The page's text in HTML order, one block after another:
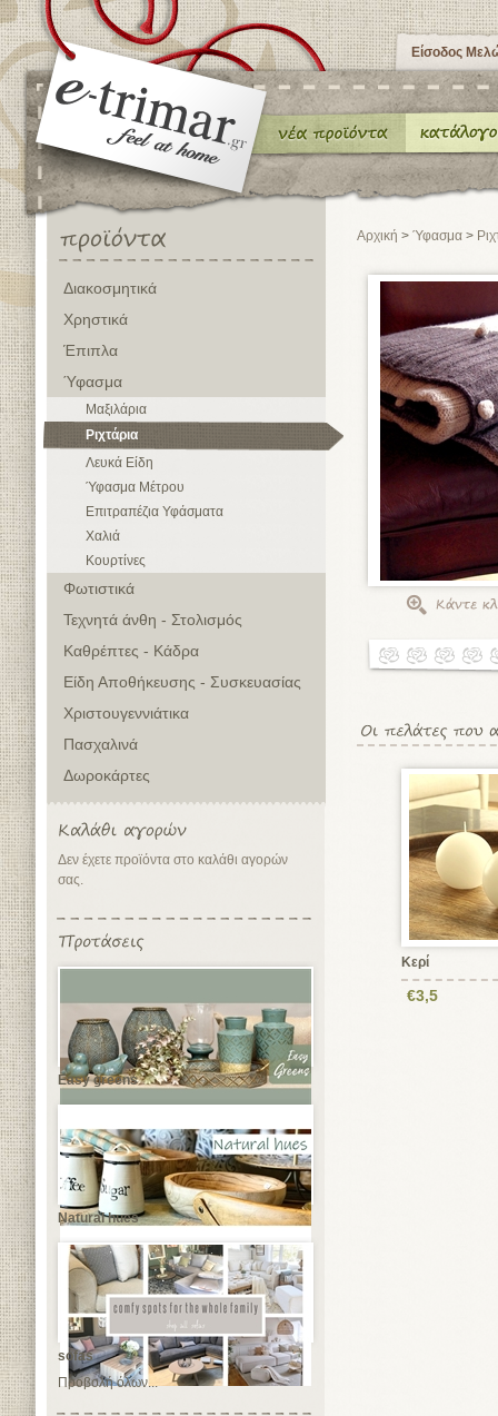
Είσοδος
Διακοσμητικά
Χρηστικά
Έπιπλα
Ύφασμα
Μαξιλάρια
Ριχτάρια
Λευκά Είδη
Ύφασμα Μέτρου
Επιτραπέζια Υφάσματα
Χαλιά
Κουρτίνες
Φωτιστικά
Τεχνητά άνθη - Στολισμός
Καθρέπτες - Κάδρα
Είδη Αποθήκευσης - Συσκευασίας
Χριστουγεννιάτικα
Πασχαλινά
Δωροκάρτες
Δεν έχετε προϊόντα στο καλάθι αγορών
σας.
Easy greens
Natural hues
sofas
Προβολή όλων...
Αρχική > Ύφασμα >
Κερί
€3,5